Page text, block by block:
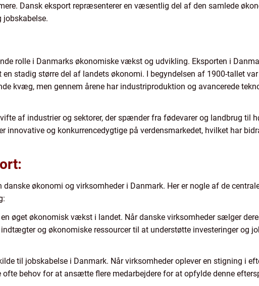
Dansk eksport repræsenterer en væsentlig del af den samlede
rolle i Danmarks økonomiske vækst og udvikling. Eksporten i
stadig større del af landets økonomi. I begyndelsen af 1900-tallet
kvæg, men gennem årene har industriproduktion og avancerede
af industrier og sektorer, der spænder fra fødevarer og landbrug til
innovative og konkurrencedygtige på verdensmarkedet, hvilket har
økonomi og virksomheder i Danmark. Her er nogle af de
øget økonomisk vækst i landet. Når danske virksomheder sælger
og økonomiske ressourcer til at understøtte investeringer og
til jobskabelse i Danmark. Når virksomheder oplever en stigning i
behov for at ansætte flere medarbejdere for at opfylde denne